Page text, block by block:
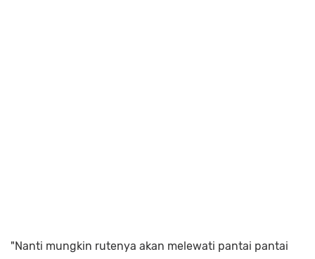
"Nanti mungkin rutenya akan melewati pantai pantai